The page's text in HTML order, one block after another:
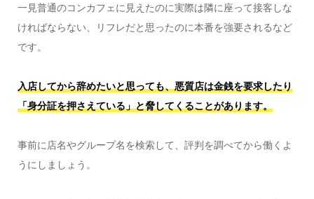
一見普通のコンカフェに見えたのに実際は隣に座って接客しな
ければならない、リフレだと思ったのに本番を強要されるなど
です。
入店してから辞めたいと思っても、悪質店は金銭を要求したり
「身分証を押さえている」と脅してくることがあります。
事前に店名やグループ名を検索して、評判を調べてから働くよ
うにしましょう。